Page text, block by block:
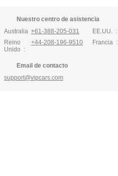
Nuestro centro de asistencia
Australia :+61-388-205-031
Reino
Unido :
+44-208-196-9510
EE.UU. :
Francia :
Email de contacto
support@vipcars.com